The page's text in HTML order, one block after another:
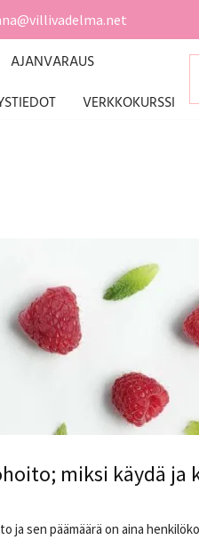
AJANVARAUS
VERKKOKURSSI
miksi käydä ja
ja sen päämäärä on aina